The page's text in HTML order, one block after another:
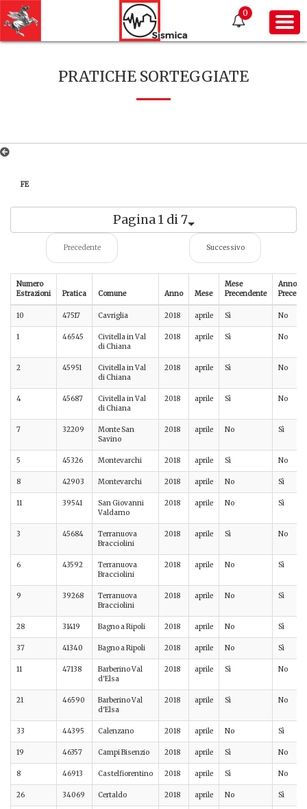
0
PRATICHE SORTEGGIATE
FE
Pagina 1 di 7
Precedente Successivo
Numero
Estrazioni
Pratica Comune Anno Mese
Mese
Precendente
Anno
10 47517 Cavriglia 2018 aprile Sì No
1 46545
Civitella in Val
di Chiana
2018 aprile Sì No
2 45951
Civitella in Val
di Chiana
2018 aprile Sì No
4 45687
Civitella in Val
di Chiana
2018 aprile Sì No
7 32209
Monte San
Savino
2018 aprile No Sì
5 45326 Montevarchi 2018 aprile Sì No
8 42903 Montevarchi 2018 aprile No Sì
11 39541
San Giovanni
Valdarno
2018 aprile No Sì
3 45684
Terranuova
Bracciolini
2018 aprile Sì No
6 43592
Terranuova
Bracciolini
2018 aprile No Sì
9 39268
Terranuova
Bracciolini
2018 aprile No Sì
28 31419 Bagno a Ripoli 2018 aprile No Sì
37 41340 Bagno a Ripoli 2018 aprile No Sì
11 47138
Barberino Val
d'Elsa
2018 aprile Sì No
21 46590
Barberino Val
d'Elsa
2018 aprile Sì No
33 44395 Calenzano 2018 aprile No Sì
19 46357 Campi Bisenzio 2018 aprile Sì No
8 46913 Castelfiorentino 2018 aprile Sì No
26 34069 Certaldo 2018 aprile No Sì